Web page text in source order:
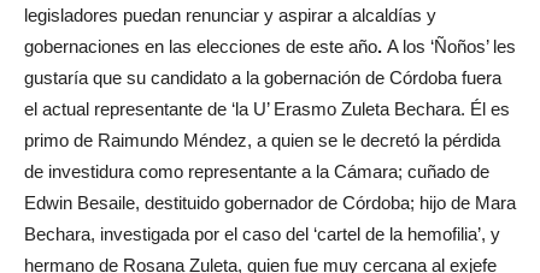
legisladores puedan renunciar y aspirar a alcaldías y
gobernaciones en las elecciones de este año. A los ‘Ñoños’ les
gustaría que su candidato a la gobernación de Córdoba fuera
el actual representante de ‘la U’ Erasmo Zuleta Bechara. Él es
primo de Raimundo Méndez, a quien se le decretó la pérdida
de investidura como representante a la Cámara; cuñado de
Edwin Besaile, destituido gobernador de Córdoba; hijo de Mara
Bechara, investigada por el caso del ‘cartel de la hemofilia’, y
hermano de Rosana Zuleta, quien fue muy cercana al exjefe